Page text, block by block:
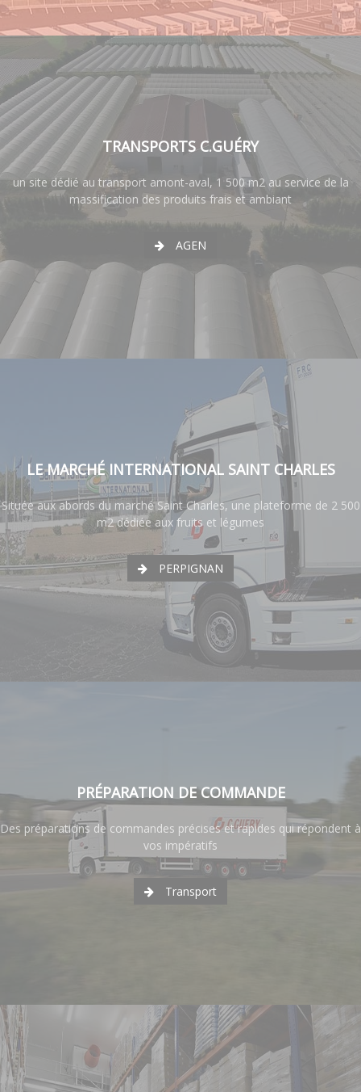
TRANSPORTS C.GUÉRY
un site dédié au transport amont-aval, 1 500 m2 au service de la
massification des produits frais et ambiant
AGEN
LE MARCHÉ INTERNATIONAL SAINT CHARLES
Située aux abords du marché Saint Charles, une plateforme de 2 500
m2 dédiée aux fruits et légumes
PERPIGNAN
PRÉPARATION DE COMMANDE
Des préparations de commandes précises et rapides qui répondent à
vos impératifs
Transport